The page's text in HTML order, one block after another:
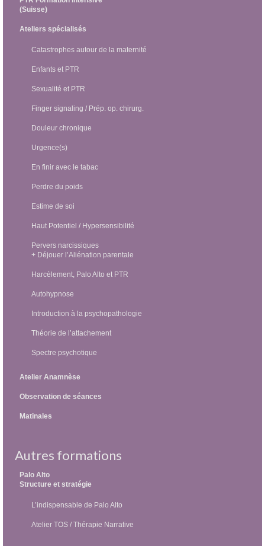
(Suisse)
Ateliers spécialisés
Catastrophes autour de la maternité
Enfants et PTR
Sexualité et PTR
Finger signaling / Prép. op. chirurg.
Douleur chronique
Urgence(s)
En finir avec le tabac
Perdre du poids
Estime de soi
Haut Potentiel / Hypersensibilité
Pervers narcissiques
+ Déjouer l’Aliénation parentale
Harcèlement, Palo Alto et PTR
Autohypnose
Introduction à la psychopathologie
Théorie de l’attachement
Spectre psychotique
Atelier Anamnèse
Observation de séances
Matinales
Autres formations
Palo Alto
Structure et stratégie
L’indispensable de Palo Alto
Atelier TOS / Thérapie Narrative